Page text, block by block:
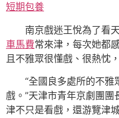
短期包養
南京戲迷王悅為了看
車馬費常來津，每次她都
且不雅眾很懂戲、很熱忱
“全國良多處所的不
戲。”天津市青年京劇團
津不只是看戲，還游覽津